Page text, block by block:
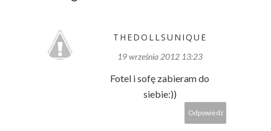
THEDOLLSUNIQUE
19 września 2012 13:23
Fotel i sofę zabieram do
siebie:))
Odpowiedz